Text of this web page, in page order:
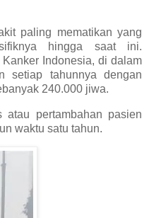
paling mematikan yang
hingga saat ini.
Indonesia, di dalam
setiap tahunnya dengan
240.000 jiwa.
atau pertambahan pasien
waktu satu tahun.